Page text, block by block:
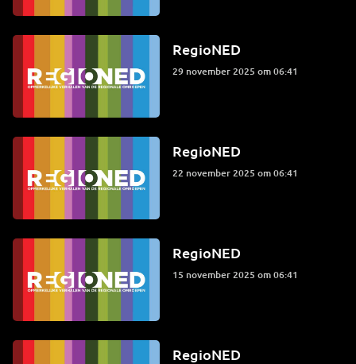
RegioNED
29 november 2025 om 06:41
RegioNED
22 november 2025 om 06:41
RegioNED
15 november 2025 om 06:41
RegioNED